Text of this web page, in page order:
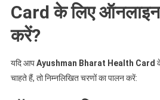
Card के लिए
करें?
यदि आपAyushman Bharat Health Card
चाहते हैं, तो निम्नलिखित चरणों का पालन करें: